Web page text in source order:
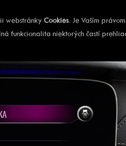
webstránky Cookies. Je Vaším
funkcionalita niektorých častí